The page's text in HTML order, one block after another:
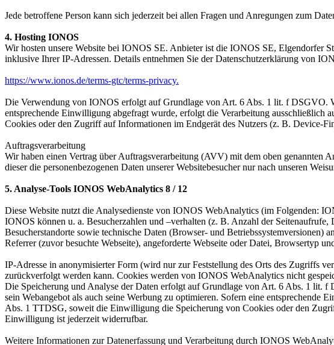
Jede betroffene Person kann sich jederzeit bei allen Fragen und Anregungen zum
4. Hosting IONOS
Wir hosten unsere Website bei IONOS SE. Anbieter ist die IONOS SE, Elgendorfer
inklusive Ihrer IP-Adressen. Details entnehmen Sie der Datenschutzerklärung von
https://www.ionos.de/terms-gtc/terms-privacy.
Die Verwendung von IONOS erfolgt auf Grundlage von Art. 6 Abs. 1 lit. f DSGVO.
entsprechende Einwilligung abgefragt wurde, erfolgt die Verarbeitung ausschließlich
Cookies oder den Zugriff auf Informationen im Endgerät des Nutzers (z. B. Device-
Auftragsverarbeitung
Wir haben einen Vertrag über Auftragsverarbeitung (AVV) mit dem oben genannten
dieser die personenbezogenen Daten unserer Websitebesucher nur nach unseren
5. Analyse-Tools IONOS WebAnalytics 8 / 12
Diese Website nutzt die Analysedienste von IONOS WebAnalytics (im Folgenden:
IONOS können u. a. Besucherzahlen und –verhalten (z. B. Anzahl der Seitenaufrufe,
Besucherstandorte sowie technische Daten (Browser- und Betriebssystemversionen)
Referrer (zuvor besuchte Webseite), angeforderte Webseite oder Datei, Browsertyp
IP-Adresse in anonymisierter Form (wird nur zur Feststellung des Orts des Zugriffs
zurückverfolgt werden kann. Cookies werden von IONOS WebAnalytics nicht
Die Speicherung und Analyse der Daten erfolgt auf Grundlage von Art. 6 Abs. 1 lit. f
sein Webangebot als auch seine Werbung zu optimieren. Sofern eine entsprechende
Abs. 1 TTDSG, soweit die Einwilligung die Speicherung von Cookies oder den
Einwilligung ist jederzeit widerrufbar.
Weitere Informationen zur Datenerfassung und Verarbeitung durch IONOS